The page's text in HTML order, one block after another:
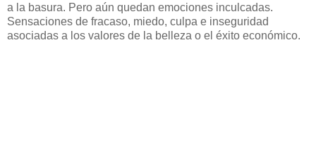
a la basura. Pero aún quedan emociones inculcadas.
Sensaciones de fracaso, miedo, culpa e inseguridad
asociadas a los valores de la belleza o el éxito económico.